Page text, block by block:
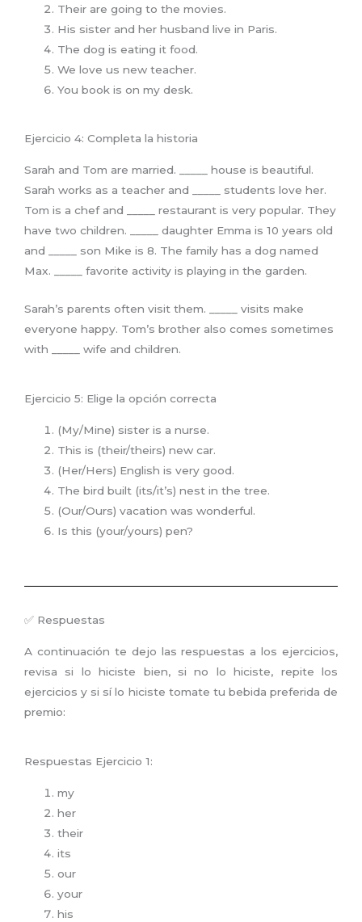
Their are going to the movies.
His sister and her husband live in Paris.
The dog is eating it food.
We love us new teacher.
You book is on my desk.
Ejercicio 4: Completa la historia
Sarah and Tom are married. _____ house is beautiful.
Sarah works as a teacher and _____ students love her.
Tom is a chef and _____ restaurant is very popular. They
have two children. _____ daughter Emma is 10 years old
and _____ son Mike is 8. The family has a dog named
Max. _____ favorite activity is playing in the garden.
Sarah’s parents often visit them. _____ visits make
everyone happy. Tom’s brother also comes sometimes
with _____ wife and children.
Ejercicio 5: Elige la opción correcta
(My/Mine) sister is a nurse.
This is (their/theirs) new car.
(Her/Hers) English is very good.
The bird built (its/it’s) nest in the tree.
(Our/Ours) vacation was wonderful.
Is this (your/yours) pen?
✅ Respuestas
A continuación te dejo las respuestas a los ejercicios,
revisa si lo hiciste bien, si no lo hiciste, repite los
ejercicios y si sí lo hiciste tomate tu bebida preferida de
premio:
Respuestas Ejercicio 1:
my
her
their
its
our
your
his